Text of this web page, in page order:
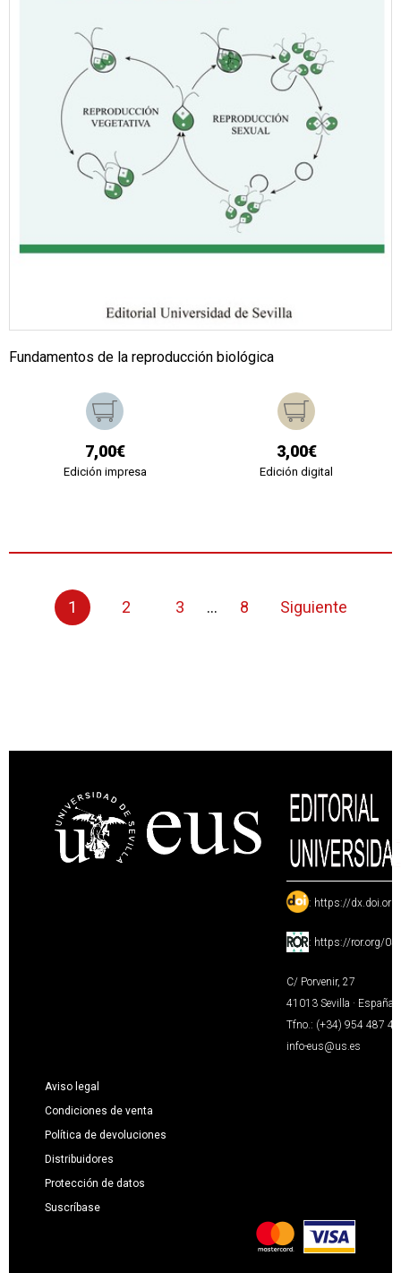
Fundamentos de la reproducción biológica
7,00€
Edición impresa
3,00€
Edición digital
1 2 3 ... 8 Siguiente
: https://
: https://ror.org/
C/ Porvenir, 27
41013 Sevilla · España
Tfno.: (+34) 954 487
info-eus@us.es
Aviso legal
Condiciones de venta
Política de devoluciones
Distribuidores
Protección de datos
Suscríbase